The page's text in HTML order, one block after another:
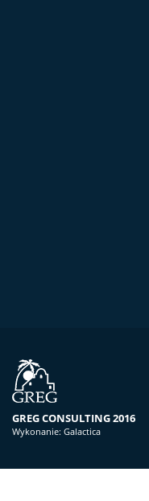
GREG CONSULTING 2016
Wykonanie: Galactica